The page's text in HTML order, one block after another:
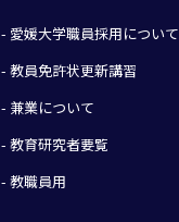
- 愛媛大学職員採用について
- 教員免許状更新講習
- 兼業について
- 教育研究者要覧
- 教職員用